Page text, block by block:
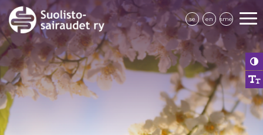
se en sme